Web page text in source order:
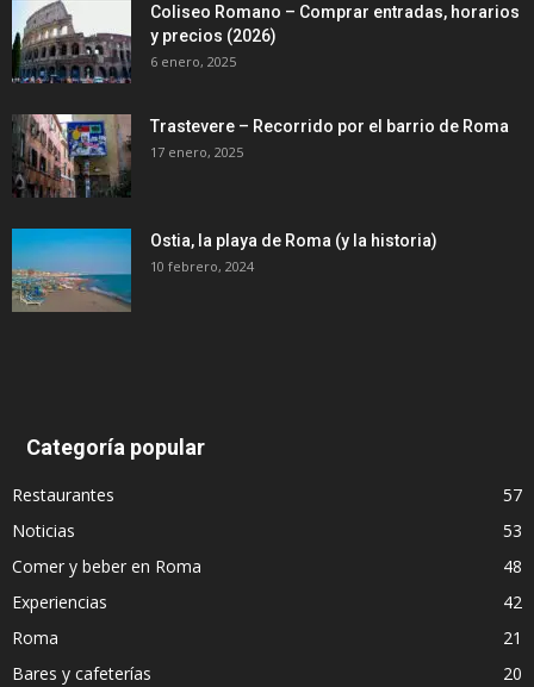
Coliseo Romano – Comprar entradas, horarios
y precios (2026)
6 enero, 2025
Trastevere – Recorrido por el barrio de Roma
17 enero, 2025
Ostia, la playa de Roma (y la historia)
10 febrero, 2024
Categoría popular
Restaurantes
57
Noticias
53
Comer y beber en Roma
48
Experiencias
42
Roma
21
Bares y cafeterías
20